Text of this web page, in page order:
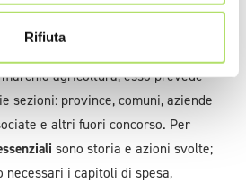
Rifiuta
nel 2003
agricoltura; esso prevede
sezioni: province, comuni, aziende
e altri fuori concorso. Per
sono storia e azioni svolte;
necessari i capitoli di spesa,